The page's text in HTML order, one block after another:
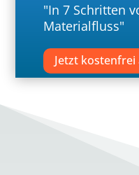
"In 7 Schritten
Materialfluss"
Jetzt kostenfrei